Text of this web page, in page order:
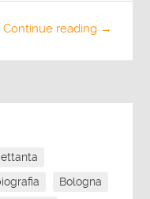
Continue reading →
Bologna